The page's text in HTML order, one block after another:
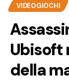
VIDEOGIOCHI
Ubisoft
della